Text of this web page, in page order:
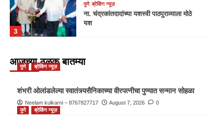
3
पुणे ब्रेकिंग न्यूज़
ना. चंद्रकांतदादांच्या यशस्वी पाठपुराव्याला मोठे
यश
पुणे
श्रीमंत दगडूशेठ हलवाई गणपती ट्रस्टची आरोग्य
ब्रेकिंग न्यूज़
आजच्या ठळक बातम्या
पुणे ब्रेकिंग न्यूज़
शंभरी ओलांडलेल्या स्वातंत्र्यसैनिकाच्या वीरपत्नीचा पुण्यात सन्मान सोहळा
Neelam kulkarni – 8767827717 August 7, 2026
0
पुणे
ब्रेकिंग न्यूज़